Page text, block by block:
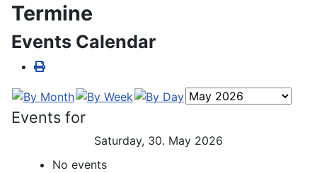
Termine
Events Calendar
Events for
Saturday, 30. May 2026
No events